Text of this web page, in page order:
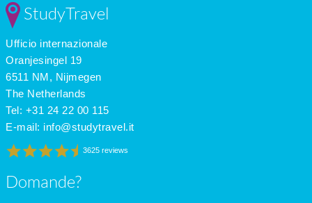
StudyTravel
Ufficio internazionale
Oranjesingel 19
6511 NM, Nijmegen
The Netherlands
Tel: +31 24 22 00 115
E-mail: info@studytravel.it
3625 reviews
Domande?